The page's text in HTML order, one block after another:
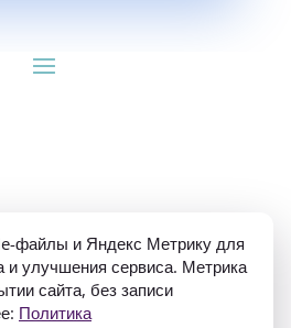
310784709900570 ИНН
файлы и Яндекс Метрику для
и улучшения сервиса. Метрика
сайта, без записи
Политика